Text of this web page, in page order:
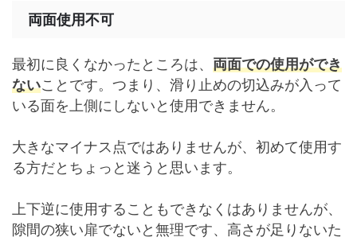
両面使用不可
最初に良くなかったところは、 両面での使用ができ
ないことです。つまり、滑り止めの切込みが入って
いる面を上側にしないと使用できません。
大きなマイナス点ではありませんが、初めて使用す
る方だとちょっと迷うと思います。
上下逆に使用することもできなくはありませんが、
隙間の狭い扉でないと無理です、高さが足りないた